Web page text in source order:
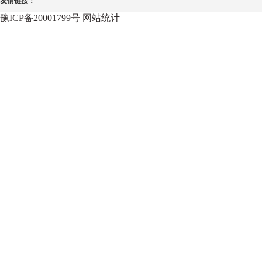
豫ICP备20001799号 网站统计